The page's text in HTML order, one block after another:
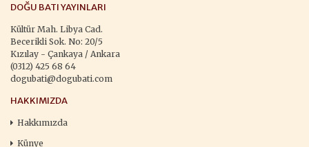
DOĞU BATI YAYINLARI
Kültür Mah. Libya Cad.
Becerikli Sok. No: 20/5
Kızılay - Çankaya / Ankara
(0312) 425 68 64
dogubati@dogubati.com
HAKKIMIZDA
Hakkımızda
Künye